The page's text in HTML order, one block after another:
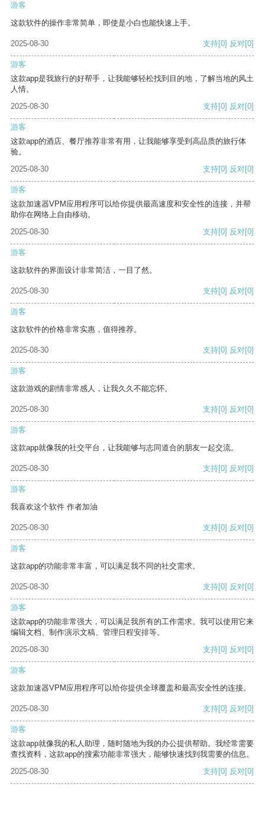
游客
这款软件的操作非常简单，即使是小白也能快速上手。
2025-08-30 支持[0] 反对[0]
游客
这款app是我旅行的好帮手，让我能够轻松找到目的地，了解当地的风土
人情。
2025-08-30
支持[0] 反对[0]
游客
这款app的酒店、餐厅推荐非常有用，让我能够享受到高品质的旅行体
验。
2025-08-30
支持[0] 反对[0]
游客
这款加速器VPM应用程序可以给你提供最高速度和安全性的连接，并帮
助你在网络上自由移动。
2025-08-30
支持[0] 反对[0]
游客
这款软件的界面设计非常简洁，一目了然。
2025-08-30 支持[0] 反对[0]
游客
这款软件的价格非常实惠，值得推荐。
2025-08-30 支持[0] 反对[0]
游客
这款游戏的剧情非常感人，让我久久不能忘怀。
2025-08-30 支持[0] 反对[0]
游客
这款app就像我的社交平台，让我能够与志同道合的朋友一起交流。
2025-08-30 支持[0] 反对[0]
游客
我喜欢这个软件 作者加油
2025-08-30 支持[0] 反对[0]
游客
这款app的功能非常丰富，可以满足我不同的社交需求。
2025-08-30 支持[0] 反对[0]
游客
这款app的功能非常强大，可以满足我所有的工作需求。我可以使用它来
编辑文档、制作演示文稿、管理日程安排等。
2025-08-30
支持[0] 反对[0]
游客
这款加速器VPM应用程序可以给你提供全球覆盖和最高安全性的连接。
2025-08-30 支持[0] 反对[0]
游客
这款app就像我的私人助理，随时随地为我的办公提供帮助。我经常需要
查找资料，这款app的搜索功能非常强大，能够快速找到我需要的信息。
2025-08-30
支持[0] 反对[0]